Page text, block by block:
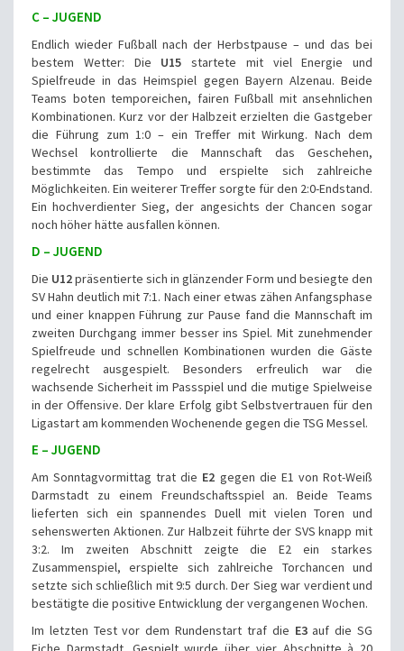
C – JUGEND
Endlich wieder Fußball nach der Herbstpause – und das bei
bestem Wetter: Die U15 startete mit viel Energie und
Spielfreude in das Heimspiel gegen Bayern Alzenau. Beide
Teams boten temporeichen, fairen Fußball mit ansehnlichen
Kombinationen. Kurz vor der Halbzeit erzielten die Gastgeber
die Führung zum 1:0 – ein Treffer mit Wirkung. Nach dem
Wechsel kontrollierte die Mannschaft das Geschehen,
bestimmte das Tempo und erspielte sich zahlreiche
Möglichkeiten. Ein weiterer Treffer sorgte für den 2:0-Endstand.
Ein hochverdienter Sieg, der angesichts der Chancen sogar
noch höher hätte ausfallen können.
D – JUGEND
Die U12präsentierte sich in glänzender Form und besiegte den
SV Hahn deutlich mit 7:1. Nach einer etwas zähen Anfangsphase
und einer knappen Führung zur Pause fand die Mannschaft im
zweiten Durchgang immer besser ins Spiel. Mit zunehmender
Spielfreude und schnellen Kombinationen wurden die Gäste
regelrecht ausgespielt. Besonders erfreulich war die
wachsende Sicherheit im Passspiel und die mutige Spielweise
in der Offensive. Der klare Erfolg gibt Selbstvertrauen für den
Ligastart am kommenden Wochenende gegen die TSG Messel.
E – JUGEND
Am Sonntagvormittag trat die E2 gegen die E1 von Rot-Weiß
Darmstadt zu einem Freundschaftsspiel an. Beide Teams
lieferten sich ein spannendes Duell mit vielen Toren und
sehenswerten Aktionen. Zur Halbzeit führte der SVS knapp mit
3:2. Im zweiten Abschnitt zeigte die E2 ein starkes
Zusammenspiel, erspielte sich zahlreiche Torchancen und
setzte sich schließlich mit 9:5 durch. Der Sieg war verdient und
bestätigte die positive Entwicklung der vergangenen Wochen.
Im letzten Test vor dem Rundenstart traf die E3auf die SG